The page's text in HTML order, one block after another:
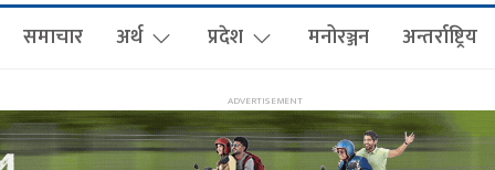
समाचार अर्थ प्रदेश मनोरञ्जन अन्तर्राष्ट्रिय